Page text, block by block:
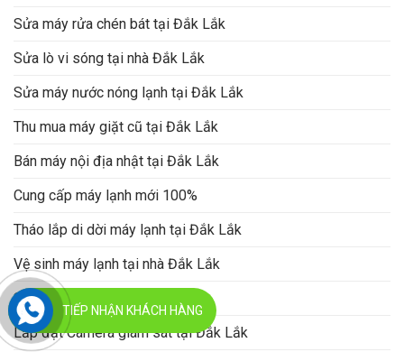
Sửa máy rửa chén bát tại Đắk Lắk
Sửa lò vi sóng tại nhà Đắk Lắk
Sửa máy nước nóng lạnh tại Đắk Lắk
Thu mua máy giặt cũ tại Đắk Lắk
Bán máy nội địa nhật tại Đắk Lắk
Cung cấp máy lạnh mới 100%
Tháo lắp di dời máy lạnh tại Đắk Lắk
Vệ sinh máy lạnh tại nhà Đắk Lắk
Sửa máy lạnh tại nhà Đắk Lắk
Lắp đặt Camera giám sát tại Đắk Lắk
TIẾP NHẬN KHÁCH HÀNG